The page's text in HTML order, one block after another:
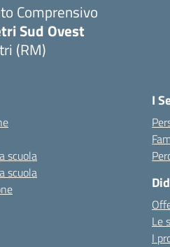
Comprensivo
Sud Ovest
(RM)
scuola
scuola
I
Le
I